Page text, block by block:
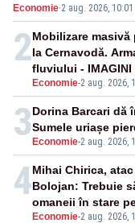
pensii
Economie·2 aug. 2026, 10:01
2
Economie-2 aug. 2026,
Mobilizare
la Cernavodă.
fluviului - IMAGINI
3 Economie-2 aug. 2026,
Dorina Barcari dă
Sumele uriașe
4
Economie-2 aug. 2026,
Mihai Chirica,
Bolojan: Trebuie
omaneii în stare